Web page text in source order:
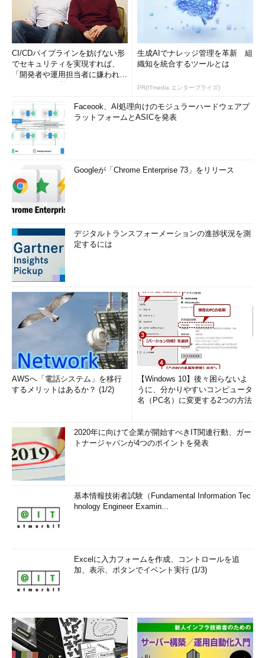
CI/CDパイプラインを妨げない形
でセキュリティを実現すれば、
「開発者や運用担当者に嫌われな
生成AIでナレッジ管理を革新 組
織知を統合するツールとは
PR(ITmedia エンタープライズ)
Faceook、AI処理向けのモジュラーハードウェアプ
ラットフォームとASICを発表
Googleが「Chrome Enterprise 73」をリリース
デジタルトランスフォーメーションの進捗状況を測
定するには
AWSへ「電話システム」を移行
するメリットはあるか？ (1/2)
【Windows 10】後々困らないよ
うに、分かりやすいコンピュータ
名（PC名）に変更する2つの方法
2020年に向けて企業が開始すべきIT関連行動、ガー
トナージャパンが4つのポイントを発表
基本情報技術者試験（Fundamental Information Tec
hnology Engineer Examin...
Excelに入力フォームを作成、コントロールを追
加、表示、ボタンでイベント実行 (1/3)